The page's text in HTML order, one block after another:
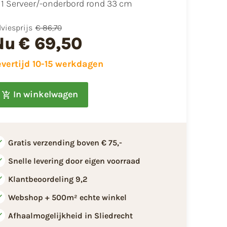
1 Serveer/-onderbord rond 33 cm
€ 86,70
€ 69,50
10-15 werkdagen
In winkelwagen
Gratis verzending boven € 75,-
Snelle levering door eigen voorraad
Klantbeoordeling 9,2
Webshop + 500m² echte winkel
Afhaalmogelijkheid in Sliedrecht